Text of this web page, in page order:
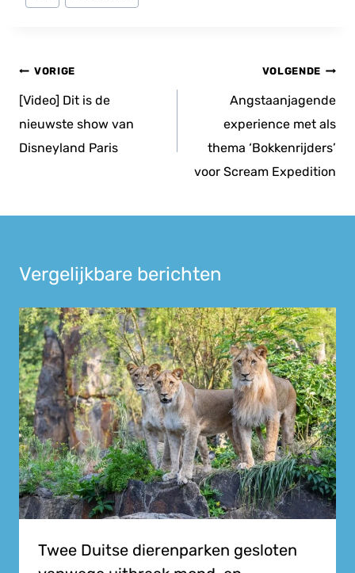
tags:
Bericht
navigatie
VORIGE
[Video] Dit is de
nieuwste show van
Disneyland Paris
VOLGENDE
Angstaanjagende
experience met als
thema ‘Bokkenrijders’
voor Scream Expedition
Vergelijkbare berichten
Twee Duitse dierenparken gesloten